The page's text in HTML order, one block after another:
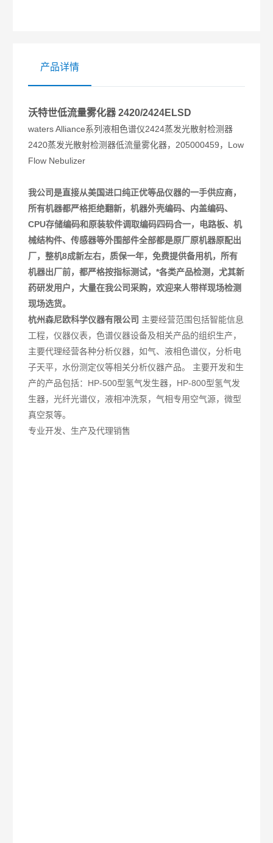
产品详情
沃特世低流量雾化器 2420/2424ELSD
waters Alliance系列液相色谱仪2424蒸发光散射检测器
2420蒸发光散射检测器低流量雾化器，205000459，Low
Flow Nebulizer
我公司是直接从美国进口纯正优等品仪器的一手供应商，
所有机器都严格拒绝翻新，机器外壳编码、内盖编码、
CPU存储编码和原装软件调取编码四码合一，电路板、机
械结构件、传感器等外围部件全部都是原厂原机器原配出
厂，整机8成新左右，质保一年，免费提供备用机，所有
机器出厂前，都严格按指标测试，*各类产品检测，尤其新
药研发用户，大量在我公司采购，欢迎来人带样现场检测
现场选货。
杭州森尼欧科学仪器有限公司 主要经营范围包括智能信息
工程，仪器仪表，色谱仪器设备及相关产品的组织生产，
主要代理经营各种分析仪器，如气、液相色谱仪，分析电
子天平，水份测定仪等相关分析仪器产品。 主要开发和生
产的产品包括：HP-500型氢气发生器，HP-800型氢气发
生器，光纤光谱仪，液相冲洗泵，气相专用空气源，微型
真空泵等。
专业开发、生产及代理销售